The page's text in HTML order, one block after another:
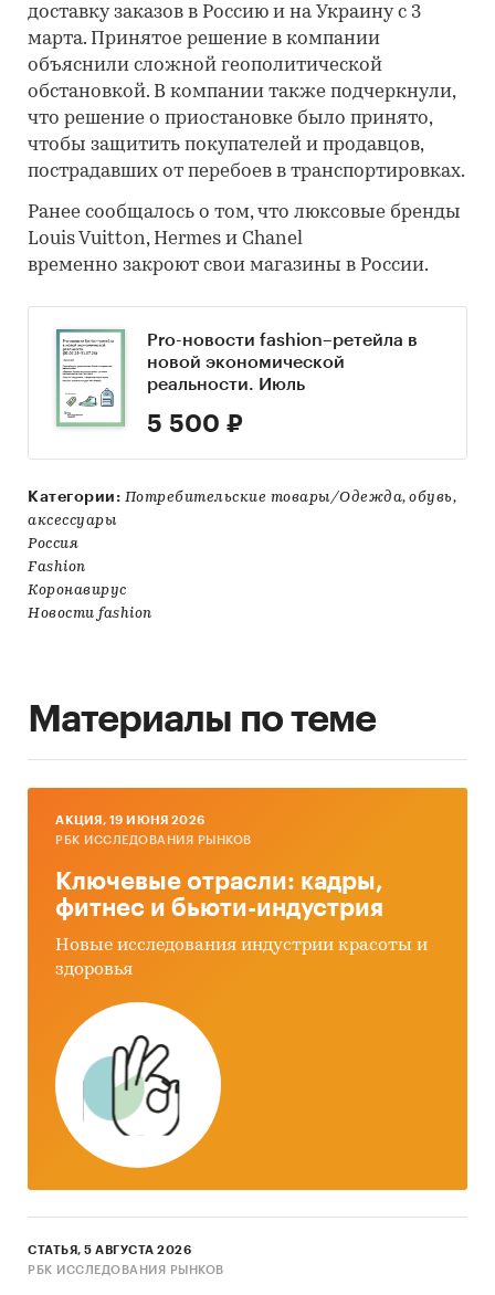
доставку заказов в Россию и на Украину с 3
марта. Принятое решение в компании
объяснили сложной геополитической
обстановкой. В компании также подчеркнули,
что решение о приостановке было принято,
чтобы защитить покупателей и продавцов,
пострадавших от перебоев в транспортировках.
Ранее сообщалось о том, что люксовые бренды
Louis Vuitton, Hermes и Chanel
временно закроют свои магазины в России.
Pro-новости fashion–ретейла в
новой экономической
реальности. Июль
5 500 ₽
Категории: Потребительские товары/Одежда, обувь,
аксессуары
Россия
Fashion
Коронавирус
Новости fashion
Материалы по теме
AКЦИЯ, 19 ИЮНЯ 2026
РБК ИССЛЕДОВАНИЯ РЫНКОВ
Ключевые отрасли: кадры,
фитнес и бьюти-индустрия
Новые исследования индустрии красоты и
здоровья
СТАТЬЯ, 5 АВГУСТА 2026
РБК ИССЛЕДОВАНИЯ РЫНКОВ